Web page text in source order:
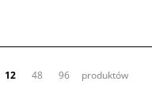
12 48 96 produktów